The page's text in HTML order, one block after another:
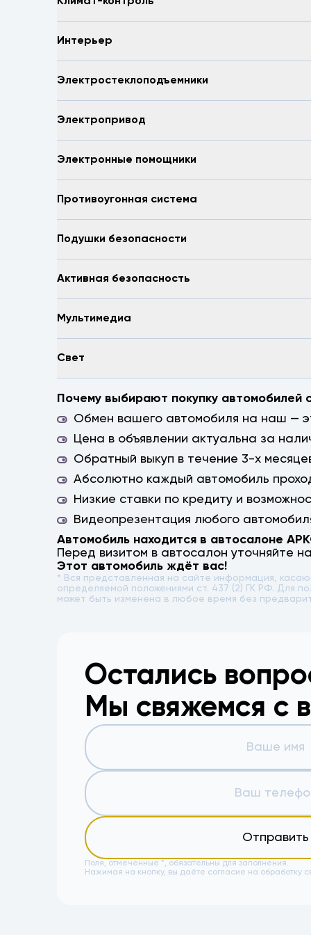
Интерьер
Электростеклоподъемники
Электропривод
Электронные помощники
Противоугонная система
Подушки безопасности
Активная безопасность
Мультимедиа
Свет
Почему выбирают покупку
Обмен вашего автомобиля на наш —
Цена в объявлении актуальна за
Обратный выкуп в течение 3-х
Абсолютно каждый автомобиль
Низкие ставки по кредиту и
Видеопрезентация любого
Автомобиль находится в автосалоне
Перед визитом в автосалон уточняйте
Этот автомобиль ждёт вас!
* Вся представленная на сайте информация,
определяемой положениями ст. 437 (2) ГК РФ. Для
может быть изменена в любое время без
Остались
Мы свяжемся с
Отправить
Поля, отмеченные *, обязательны для заполнения.
Нажимая на кнопку, вы даёте согласие на обработку